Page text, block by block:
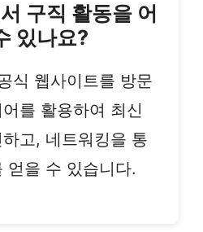
구직 활동을 어
있나요?
식 웹사이트를 방문
를 활용하여 최신
고, 네트워킹을 통
얻을 수 있습니다.